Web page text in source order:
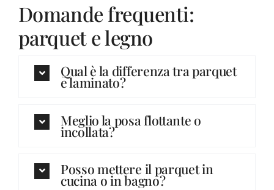
Domande frequenti:
parquet e legno
Qual è la differenza tra parquet
e laminato?
Meglio la posa flottante o
incollata?
Posso mettere il parquet in
cucina o in bagno?